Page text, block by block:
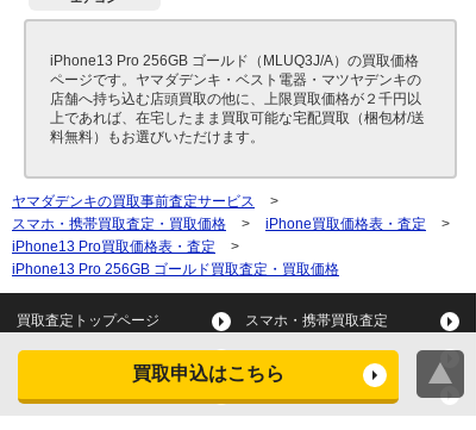
買取申込はこちら
iPhone13 Pro 256GB ゴールド（MLUQ3J/A）の買取価格
ページです。ヤマダデンキ・ベスト電器・マツヤデンキの
店舗へ持ち込む店頭買取の他に、上限買取価格が２千円以
上であれば、在宅したまま買取可能な宅配買取（梱包材/送
料無料）もお選びいただけます。
ヤマダデンキの買取事前査定サービス
>
スマホ・携帯買取査定・買取価格
> iPhone買取価格表・査定
>
iPhone13 Pro買取価格表・査定
>
iPhone13 Pro 256GB ゴールド買取査定・買取価格
買取査定トップページ スマホ・携帯買取査定
タブレット買取査定
スマートウォッチ買取査定